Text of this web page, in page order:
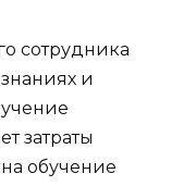
сотрудника
и
затраты
обучение